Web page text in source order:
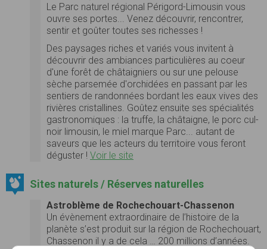
Le Parc naturel régional Périgord-Limousin vous
ouvre ses portes... Venez découvrir, rencontrer,
sentir et goûter toutes ses richesses !
Des paysages riches et variés vous invitent à
découvrir des ambiances particulières au coeur
d'une forêt de châtaigniers ou sur une pelouse
sèche parsemée d'orchidées en passant par les
sentiers de randonnées bordant les eaux vives des
rivières cristallines. Goûtez ensuite ses spécialités
gastronomiques : la truffe, la châtaigne, le porc cul-
noir limousin, le miel marque Parc... autant de
saveurs que les acteurs du territoire vous feront
déguster ! Voir le site
Sites naturels / Réserves naturelles
Astroblème de Rochechouart-Chassenon
Un évènement extraordinaire de l’histoire de la
planète s’est produit sur la région de Rochechouart,
Chassenon il y a de cela … 200 millions d’années.